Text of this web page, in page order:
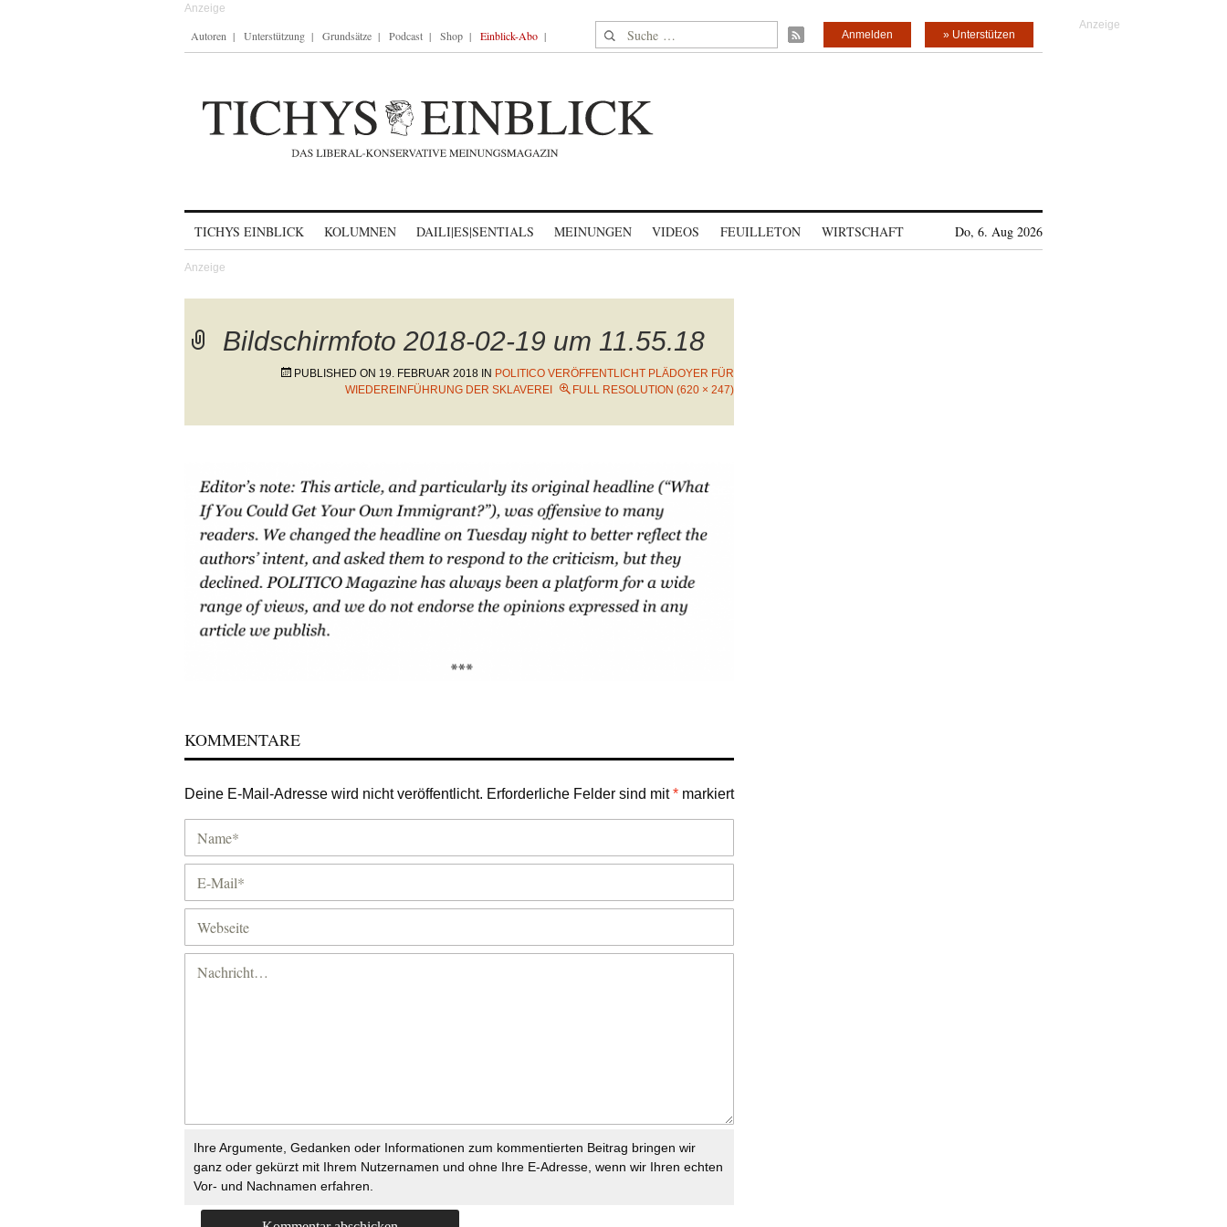
Autoren Unterstützung Grundsätze Podcast Shop Einblick-Abo Suche nach: » Unterstützen
Anmelden
TICHYS EINBLICK KOLUMNEN DAILI|ES|SENTIALS MEINUNGEN VIDEOS FEUILLETON WIRTSCHAFT Do, 6. Aug 2026
Bildschirmfoto 2018-02-19 um 11.55.18
PUBLISHED ON 19. FEBRUAR 2018 IN POLITICO VERÖFFENTLICHT PLÄDOYER FÜR
WIEDEREINFÜHRUNG DER SKLAVEREI
FULL RESOLUTION (620 × 247)
KOMMENTARE
Deine E-Mail-Adresse wird nicht veröffentlicht. Erforderliche Felder sind mit* markiert
Ihre Argumente, Gedanken oder Informationen zum kommentierten Beitrag bringen wir
ganz oder gekürzt mit Ihrem Nutzernamen und ohne Ihre E-Adresse, wenn wir Ihren echten
Vor- und Nachnamen erfahren.